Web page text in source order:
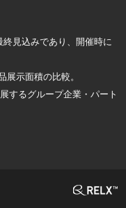
見込みであり、開催時に
示面積の比較。
するグループ企業・パート